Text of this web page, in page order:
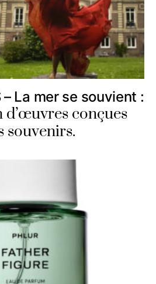
– La mer se souvient :
conçues
souvenirs.